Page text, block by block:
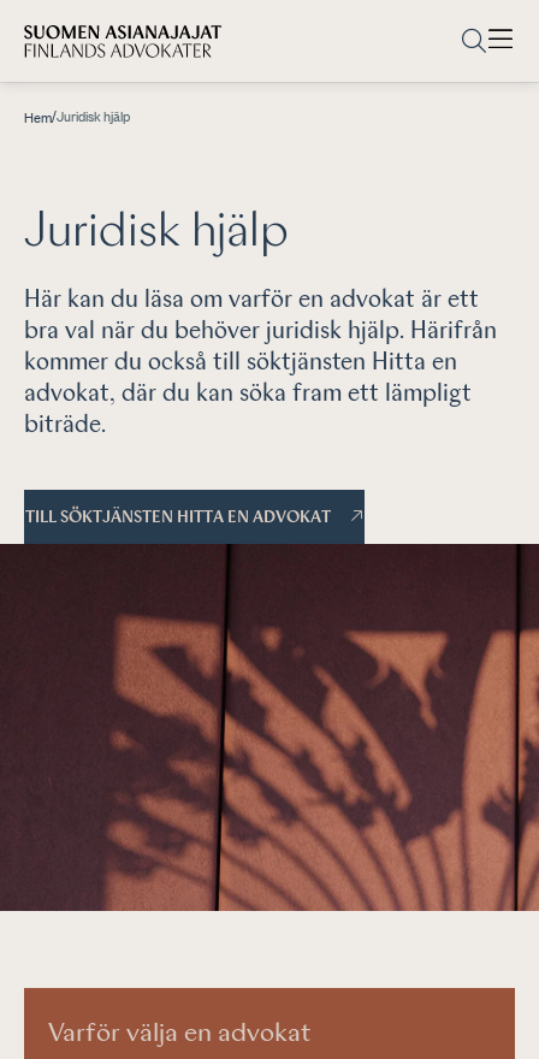
Hem/Juridisk hjälp
Juridisk hjälp
Här kan du läsa om varför en advokat är ett
bra val när du behöver juridisk hjälp. Härifrån
kommer du också till söktjänsten Hitta en
advokat, där du kan söka fram ett lämpligt
biträde.
TILL SÖKTJÄNSTEN HITTA EN ADVOKAT
Varför välja en advokat